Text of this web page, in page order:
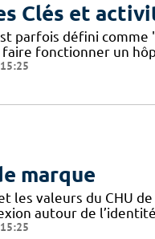
Clés et
parfois défini comme
faire fonctionner un
marque
les valeurs du CHU
autour de